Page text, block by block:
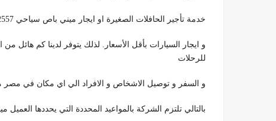
خدمة تأجير الحافلات الصغيرة او ايجار ميني باص سياحي 01011322557 ,تقدمه لك شركة تورست للنقل السياحي
و ايجار السيارات بأقل الأسعار. لذلك يتوفر لدينا كم هائل
للرحلات
و السفر و توصيل الاشخاص و الافراد الي اي مكان في مصر من
بالتالي تلتزم الشركة بالمواعيد المحددة التي يحددها